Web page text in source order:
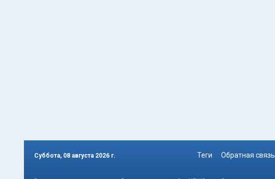
Суббота, 08 августа 2026 г. Теги Обратная связь